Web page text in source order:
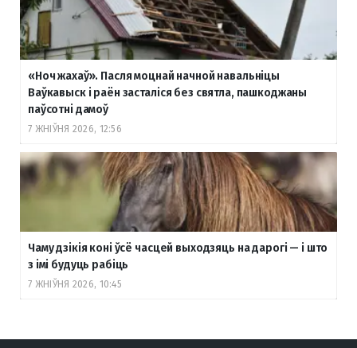
«Ноч жахаў». Пасля моцнай начной навальніцы
Ваўкавыск і раён засталіся без святла, пашкоджаны
паўсотні дамоў
7 ЖНІЎНЯ 2026, 12:56
Чаму дзікія коні ўсё часцей выходзяць на дарогі — і што
з імі будуць рабіць
7 ЖНІЎНЯ 2026, 10:45